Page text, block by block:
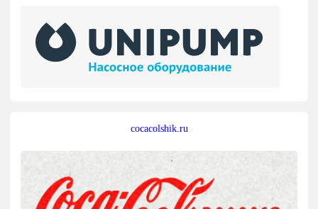
cocacolshik.ru